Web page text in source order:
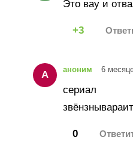
Это вау и
3
А аноним 6
сериал
0